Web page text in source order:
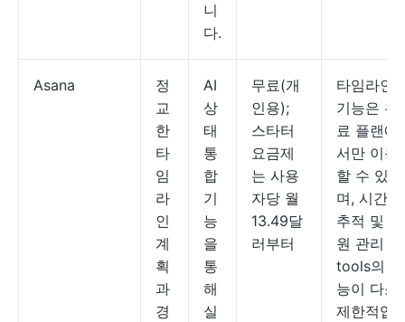
니
다.
Asana
정
교
한
타
임
라
인
계
획
과
경
AI
상
태
통
합
기
능
을
통
해
실
무료(개
인용);
스타터
요금제
는 사용
자당 월
13.49달
러부터
타임라인
기능은 유
료 플랜에
서만 이용
할 수 있으
며, 시간
추적 및 자
원 관리
tools의 기
능이 다소
제한적입